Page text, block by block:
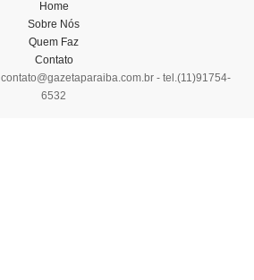
contato@gazetaparaiba.com.br- tel.(11)91754-
6532
Home
Sobre Nós
Quem Faz
Contato